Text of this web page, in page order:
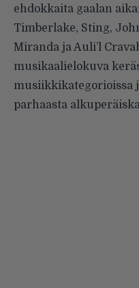
ehdokkaita gaalan
Timberlake, Sting,
Miranda ja Auli’l
musikaalielokuva
musiikkikategorioissa
parhaasta